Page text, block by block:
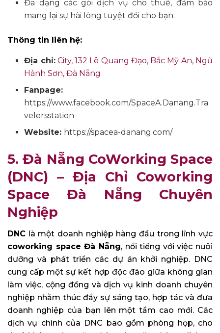
Đa dạng các gói dịch vụ cho thuê, đảm bảo
mang lại sự hài lòng tuyệt đối cho bạn.
Thông tin liên hệ:
Địa chỉ: City, 132 Lê Quang Đạo, Bắc Mỹ An, Ngũ
Hành Sơn, Đà Nẵng
Fanpage:
https://www.facebook.com/SpaceA.Danang.Tra
velersstation
Website: https://spacea-danang.com/
5. Đà Nẵng CoWorking Space
(DNC) – Địa Chỉ Coworking
Space Đà Nẵng Chuyên
Nghiệp
DNC là một doanh nghiệp hàng đầu trong lĩnh vực
coworking space Đà Nẵng, nổi tiếng với việc nuôi
dưỡng và phát triển các dự án khởi nghiệp. DNC
cung cấp một sự kết hợp độc đáo giữa không gian
làm việc, cộng đồng và dịch vụ kinh doanh chuyên
nghiệp nhằm thúc đẩy sự sáng tạo, hợp tác và đưa
doanh nghiệp của bạn lên một tầm cao mới. Các
dịch vụ chính của DNC bao gồm phòng họp, cho